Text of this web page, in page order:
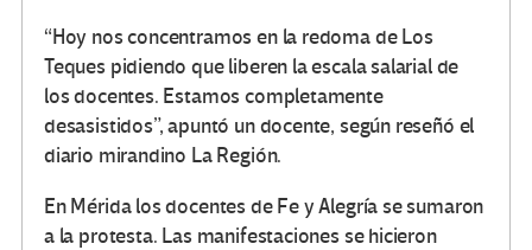
“Hoy nos concentramos en la redoma de Los
Teques pidiendo que liberen la escala salarial de
los docentes. Estamos completamente
desasistidos”, apuntó un docente, según reseñó el
diario mirandino La Región.
En Mérida los docentes de Fe y Alegría se sumaron
a la protesta. Las manifestaciones se hicieron